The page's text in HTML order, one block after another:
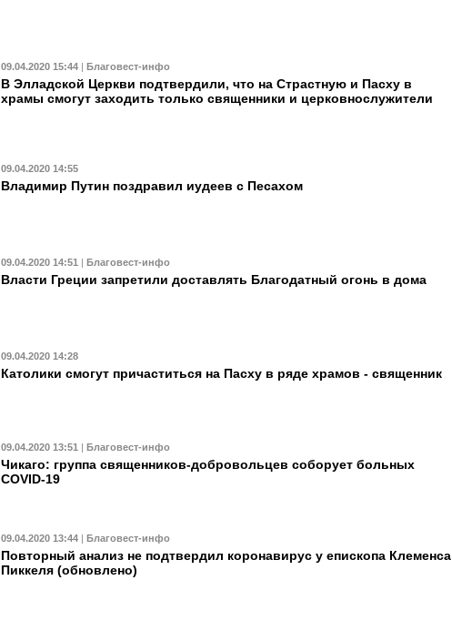
09.04.2020 15:44 | Благовест-инфо
В Элладской Церкви подтвердили, что на Страстную и Пасху в
храмы смогут заходить только священники и церковнослужители
09.04.2020 14:55
Владимир Путин поздравил иудеев с Песахом
09.04.2020 14:51 Благовест-инфо
Власти Греции запретили доставлять Благодатный огонь в дома
09.04.2020 14:28
Католики смогут причаститься на Пасху в ряде храмов - священник
09.04.2020 13:51 | Благовест-инфо
Чикаго: группа священников-добровольцев соборует больных
COVID-19
09.04.2020 13:44 Благовест-инфо
Повторный анализ не подтвердил коронавирус у епископа Клеменса
Пиккеля (обновлено)